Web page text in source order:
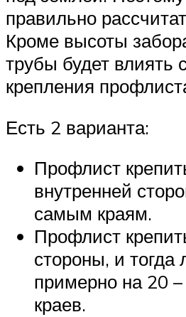
правильно
Кроме высоты
трубы будет влиять
крепления
Есть 2 варианта:
Профлист
внутренней
самым краям.
Профлист
стороны, и тогда
примерно на 20
краев.